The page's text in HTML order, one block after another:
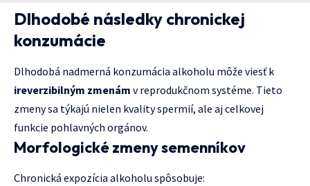
Dlhodobé následky chronickej
konzumácie
Dlhodobá nadmerná konzumácia alkoholu môže viesť k
ireverzibilným zmenám v reprodukčnom systéme. Tieto
zmeny sa týkajú nielen kvality spermií, ale aj celkovej
funkcie pohlavných orgánov.
Morfologické zmeny semenníkov
Chronická expozícia alkoholu spôsobuje: